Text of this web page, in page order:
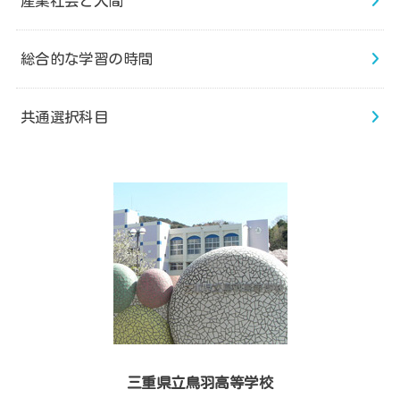
総合的な学習の時間
共通選択科目
三重県立鳥羽高等学校